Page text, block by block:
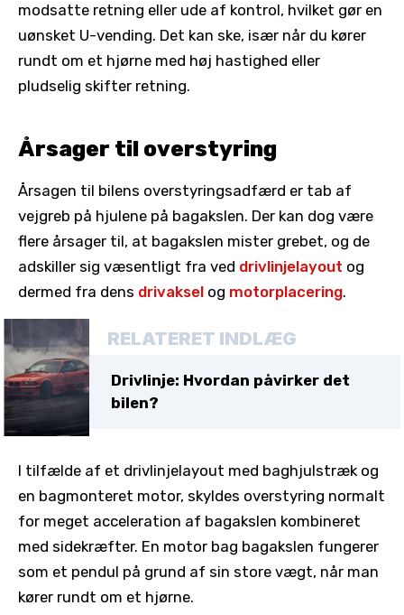
modsatte retning eller ude af kontrol, hvilket gør en
uønsket U-vending. Det kan ske, især når du kører
rundt om et hjørne med høj hastighed eller
pludselig skifter retning.
Årsager til overstyring
Årsagen til bilens overstyringsadfærd er tab af
vejgreb på hjulene på bagakslen. Der kan dog være
flere årsager til, at bagakslen mister grebet, og de
adskiller sig væsentligt fra ved drivlinjelayout og
dermed fra dens drivaksel og motorplacering.
RELATERET INDLÆG
Drivlinje: Hvordan påvirker det
bilen?
I tilfælde af et drivlinjelayout med baghjulstræk og
en bagmonteret motor, skyldes overstyring normalt
for meget acceleration af bagakslen kombineret
med sidekræfter. En motor bag bagakslen fungerer
som et pendul på grund af sin store vægt, når man
kører rundt om et hjørne.